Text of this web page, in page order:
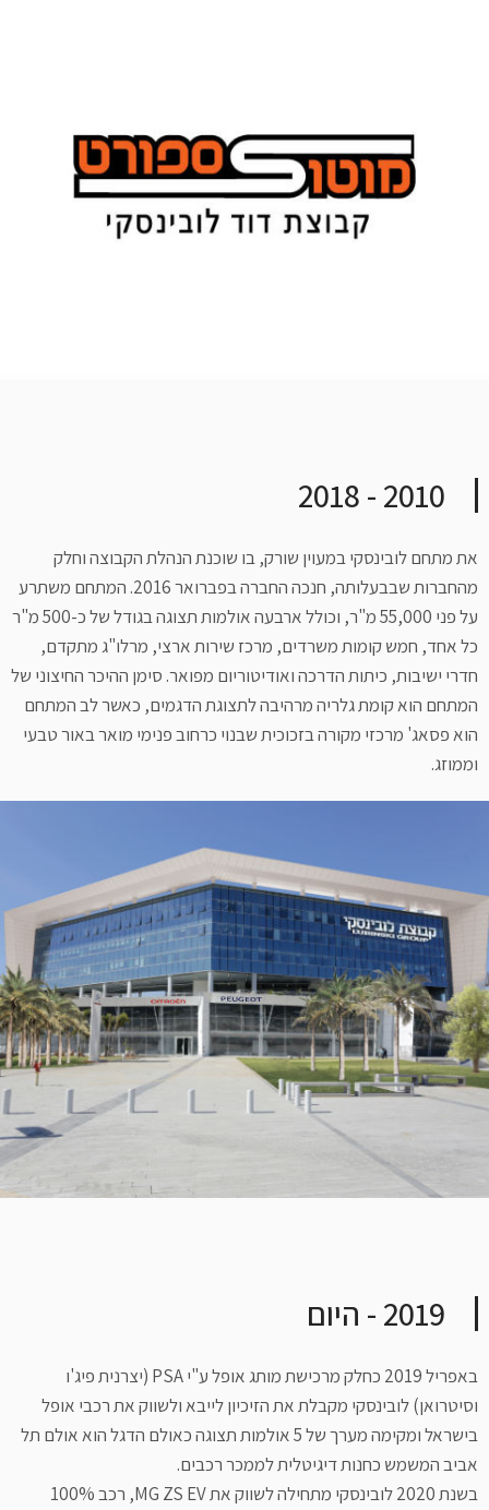
2010 - 2018
את מתחם לובינסקי במעוין שורק, בו שוכנת הנהלת הקבוצה וחלק
מהחברות שבבעלותה, חנכה החברה בפברואר 2016. המתחם משתרע
על פני 55,000 מ"ר, וכולל ארבעה אולמות תצוגה בגודל של כ-500 מ"ר
כל אחד, חמש קומות משרדים, מרכז שירות ארצי, מרלו"ג מתקדם,
חדרי ישיבות, כיתות הדרכה ואודיטוריום מפואר. סימן ההיכר החיצוני של
המתחם הוא קומת גלריה מרהיבה לתצוגת הדגמים, כאשר לב המתחם
הוא פסאג' מרכזי מקורה בזכוכית שבנוי כרחוב פנימי מואר באור טבעי
וממוזג.
2019 - היום
באפריל 2019 כחלק מרכישת מותג אופל ע"י PSA (יצרנית פיג'ו
וסיטרואן) לובינסקי מקבלת את הזיכיון לייבא ולשווק את רכבי אופל
בישראל ומקימה מערך של 5 אולמות תצוגה כאולם הדגל הוא אולם תל
אביב המשמש כחנות דיגיטלית לממכר רכבים.
בשנת 2020 לובינסקי מתחילה לשווק את MG ZS EV, רכב 100%